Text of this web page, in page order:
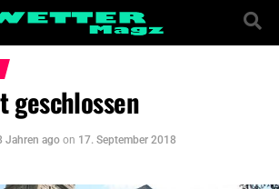
geschlossen
Jahren ago on 17. September 2018